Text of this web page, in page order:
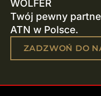
WOLFER
Twój pewny
ATN w Polsce.
ZADZWOŃ DO